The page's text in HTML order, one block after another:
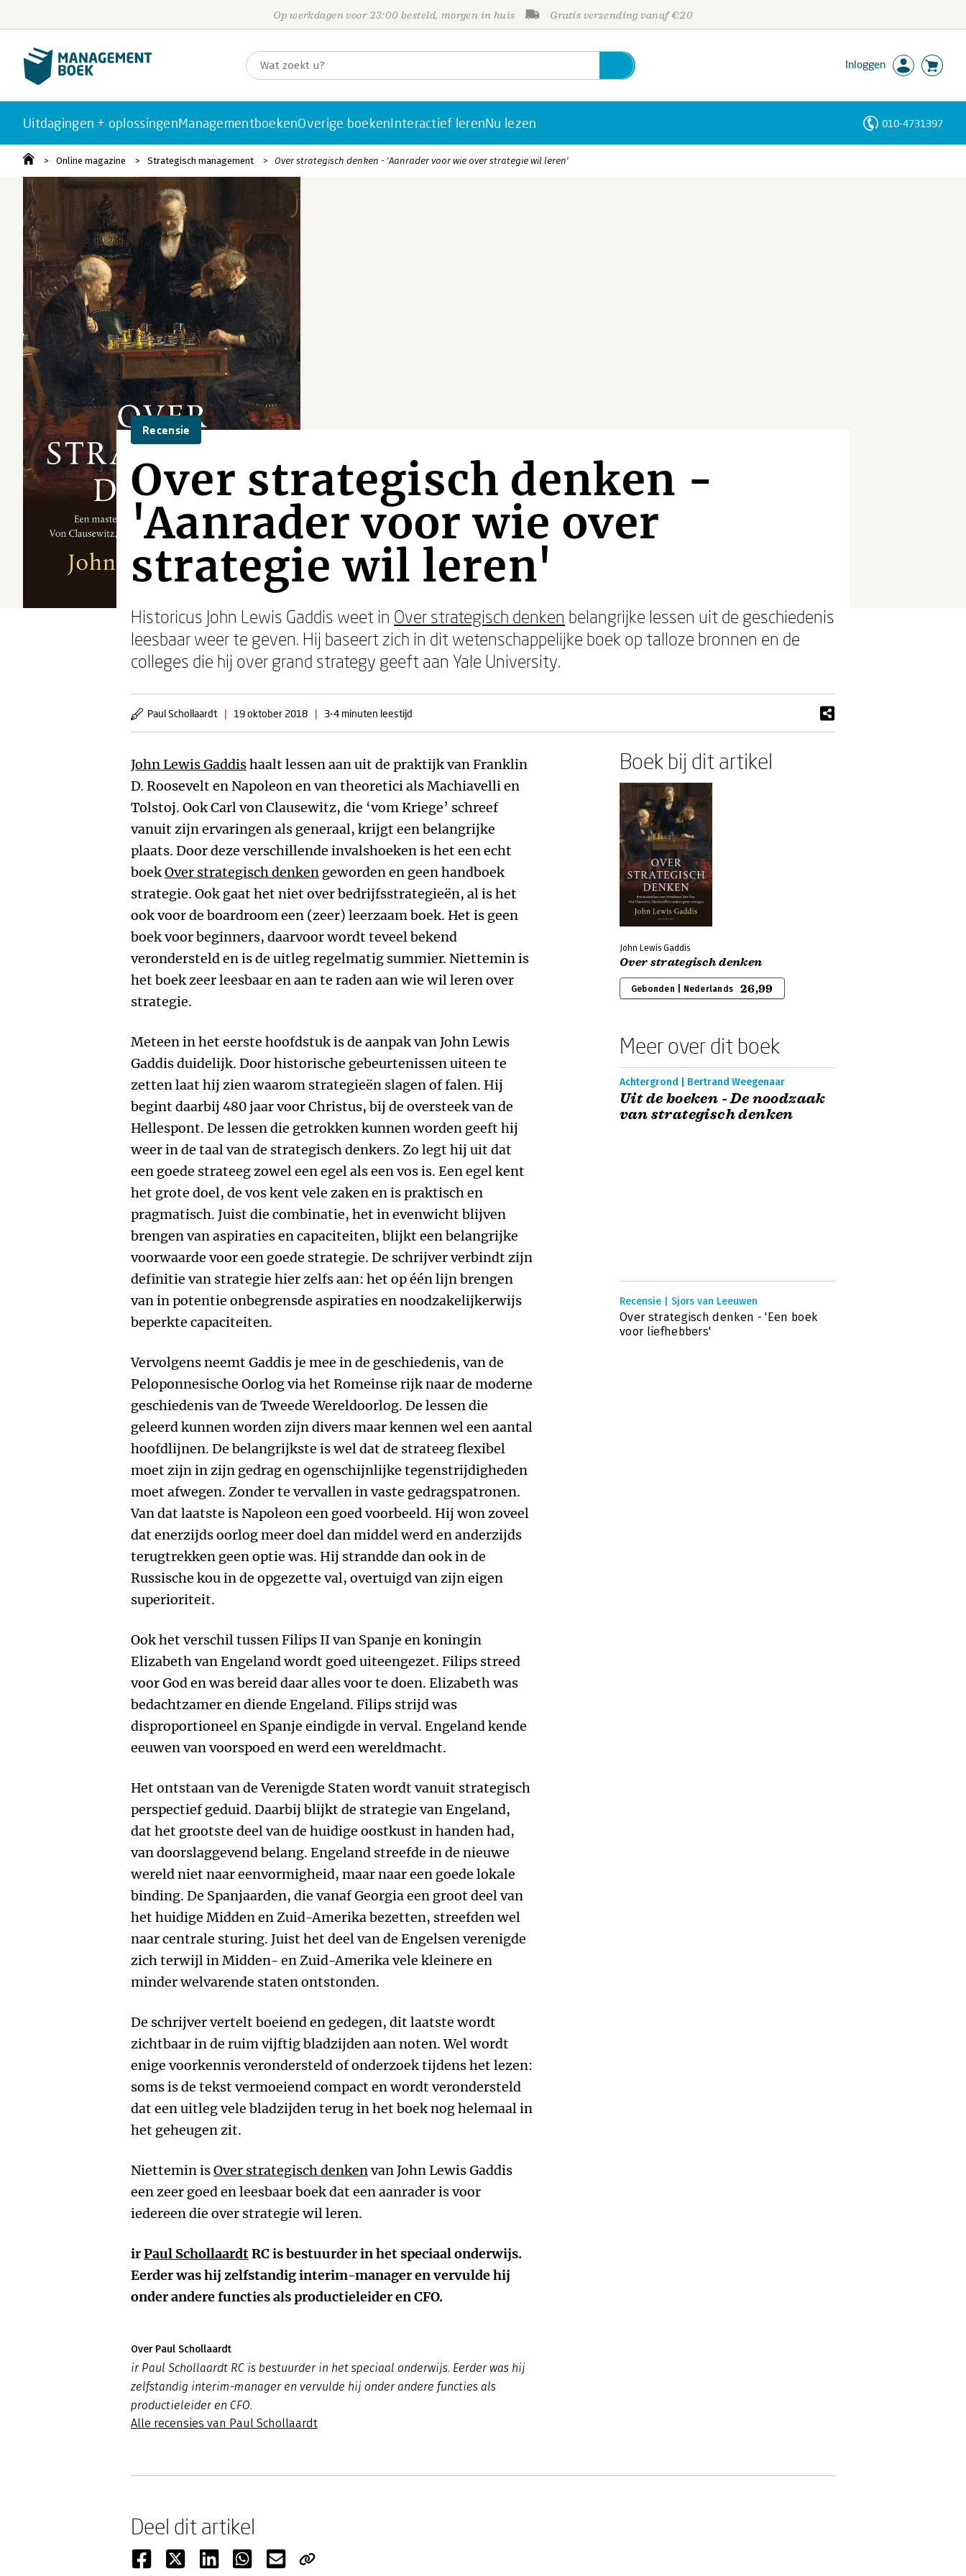
Op werkdagen voor 23:00 besteld, morgen in huis Gratis verzending vanaf €20
Inloggen
Uitdagingen + oplossingenManagementboekenOverige boekenInteractief lerenNu lezen 010-4731397
Online magazine Strategisch management Over strategisch denken - 'Aanrader voor wie over strategie wil leren'
Recensie
Over strategisch denken -
'Aanrader voor wie over
strategie wil leren'
Historicus John Lewis Gaddis weet in Over strategisch denken belangrijke lessen uit de geschiedenis
leesbaar weer te geven. Hij baseert zich in dit wetenschappelijke boek op talloze bronnen en de
colleges die hij over grand strategy geeft aan Yale University.
Paul Schollaardt | 19 oktober 2018 | 3-4 minuten leestijd
John Lewis Gaddishaalt lessen aan uit de praktijk van Franklin
D. Roosevelt en Napoleon en van theoretici als Machiavelli en
Tolstoj. Ook Carl von Clausewitz, die ‘vom Kriege’ schreef
vanuit zijn ervaringen als generaal, krijgt een belangrijke
plaats. Door deze verschillende invalshoeken is het een echt
boekOver strategisch denken geworden en geen handboek
strategie. Ook gaat het niet over bedrijfsstrategieën, al is het
ook voor de boardroom een (zeer) leerzaam boek. Het is geen
boek voor beginners, daarvoor wordt teveel bekend
verondersteld en is de uitleg regelmatig summier. Niettemin is
het boek zeer leesbaar en aan te raden aan wie wil leren over
strategie.
Meteen in het eerste hoofdstuk is de aanpak van John Lewis
Gaddis duidelijk. Door historische gebeurtenissen uiteen te
zetten laat hij zien waarom strategieën slagen of falen. Hij
begint daarbij 480 jaar voor Christus, bij de oversteek van de
Hellespont. De lessen die getrokken kunnen worden geeft hij
weer in de taal van de strategisch denkers. Zo legt hij uit dat
een goede strateeg zowel een egel als een vos is. Een egel kent
het grote doel, de vos kent vele zaken en is praktisch en
pragmatisch. Juist die combinatie, het in evenwicht blijven
brengen van aspiraties en capaciteiten, blijkt een belangrijke
voorwaarde voor een goede strategie. De schrijver verbindt zijn
definitie van strategie hier zelfs aan: het op één lijn brengen
van in potentie onbegrensde aspiraties en noodzakelijkerwijs
beperkte capaciteiten.
Vervolgens neemt Gaddis je mee in de geschiedenis, van de
Peloponnesische Oorlog via het Romeinse rijk naar de moderne
geschiedenis van de Tweede Wereldoorlog. De lessen die
geleerd kunnen worden zijn divers maar kennen wel een aantal
hoofdlijnen. De belangrijkste is wel dat de strateeg flexibel
moet zijn in zijn gedrag en ogenschijnlijke tegenstrijdigheden
moet afwegen. Zonder te vervallen in vaste gedragspatronen.
Van dat laatste is Napoleon een goed voorbeeld. Hij won zoveel
dat enerzijds oorlog meer doel dan middel werd en anderzijds
terugtrekken geen optie was. Hij strandde dan ook in de
Russische kou in de opgezette val, overtuigd van zijn eigen
superioriteit.
Ook het verschil tussen Filips II van Spanje en koningin
Elizabeth van Engeland wordt goed uiteengezet. Filips streed
voor God en was bereid daar alles voor te doen. Elizabeth was
bedachtzamer en diende Engeland. Filips strijd was
disproportioneel en Spanje eindigde in verval. Engeland kende
eeuwen van voorspoed en werd een wereldmacht.
Het ontstaan van de Verenigde Staten wordt vanuit strategisch
perspectief geduid. Daarbij blijkt de strategie van Engeland,
dat het grootste deel van de huidige oostkust in handen had,
van doorslaggevend belang. Engeland streefde in de nieuwe
wereld niet naar eenvormigheid, maar naar een goede lokale
binding. De Spanjaarden, die vanaf Georgia een groot deel van
het huidige Midden en Zuid-Amerika bezetten, streefden wel
naar centrale sturing. Juist het deel van de Engelsen verenigde
zich terwijl in Midden- en Zuid-Amerika vele kleinere en
minder welvarende staten ontstonden.
De schrijver vertelt boeiend en gedegen, dit laatste wordt
zichtbaar in de ruim vijftig bladzijden aan noten. Wel wordt
enige voorkennis verondersteld of onderzoek tijdens het lezen:
soms is de tekst vermoeiend compact en wordt verondersteld
dat een uitleg vele bladzijden terug in het boek nog helemaal in
het geheugen zit.
Niettemin isOver strategisch denkenvan John Lewis Gaddis
een zeer goed en leesbaar boek dat een aanrader is voor
iedereen die over strategie wil leren.
irPaul SchollaardtRC is bestuurder in het speciaal onderwijs.
Eerder was hij zelfstandig interim-manager en vervulde hij
onder andere functies als productieleider en CFO.
Over Paul Schollaardt
ir Paul Schollaardt RC is bestuurder in het speciaal onderwijs. Eerder was hij
zelfstandig interim-manager en vervulde hij onder andere functies als
productieleider en CFO.
Alle recensies van Paul Schollaardt
Boek bij dit artikel
John Lewis Gaddis
Over strategisch denken
Gebonden | Nederlands 26,99
Meer over dit boek
Achtergrond | Bertrand Weegenaar
Uit de boeken - De noodzaak
van strategisch denken
Recensie | Sjors van Leeuwen
Over strategisch denken - 'Een boek
voor liefhebbers'
Deel dit artikel
Personen